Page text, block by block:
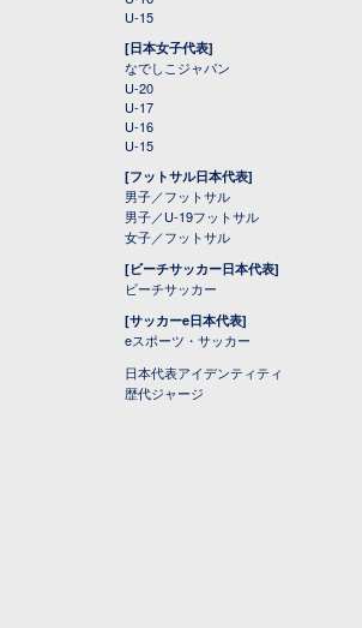
U-15
[日本女子代表]
なでしこジャパン
U-20
U-17
U-16
U-15
[フットサル日本代表]
男子／フットサル
男子／U-19フットサル
女子／フットサル
[ビーチサッカー日本代表]
ビーチサッカー
[サッカーe日本代表]
eスポーツ・サッカー
日本代表アイデンティティ
歴代ジャージ